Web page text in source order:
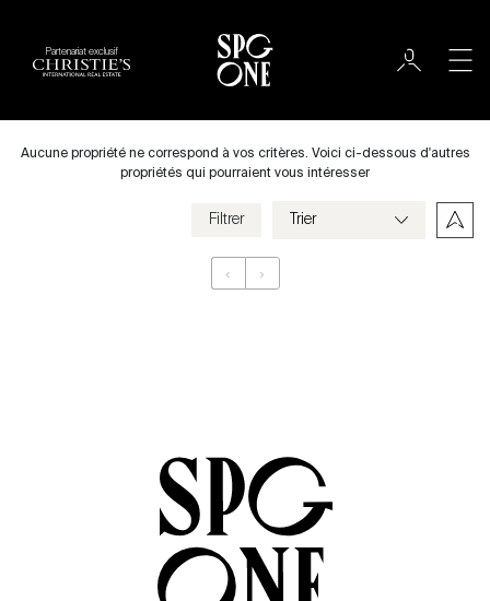
Partenariat exclusif
Enregistrer mes critères
Aucune propriété ne correspond à vos critères. Voici ci-dessous d'autres
propriétés qui pourraient vous intéresser
Filtrer
‹ ›